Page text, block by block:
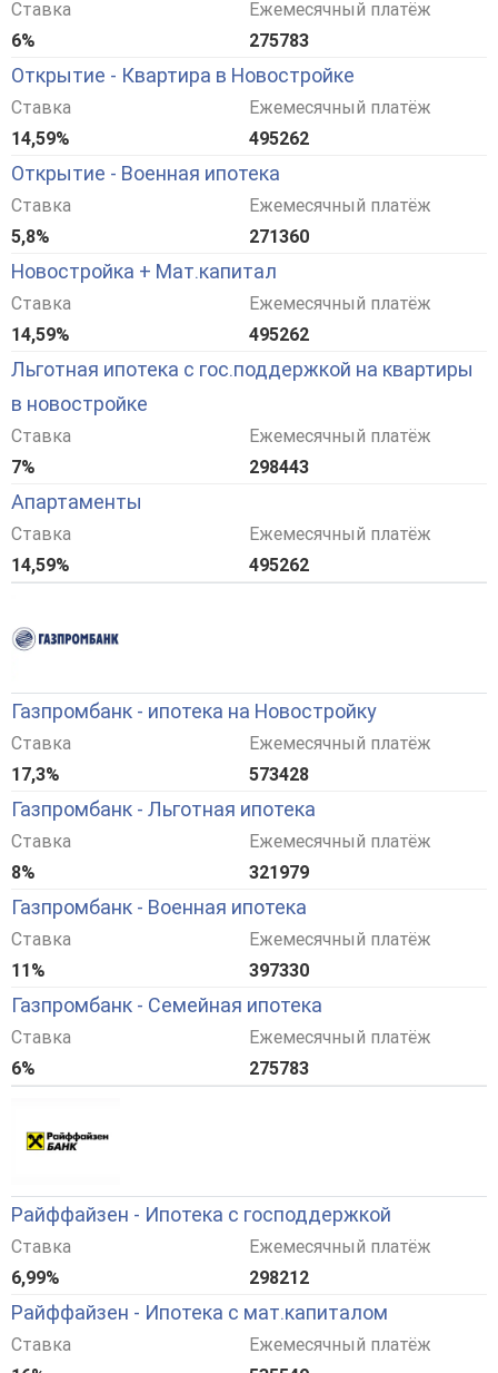
Ставка
6%
Ежемесячный платёж
275783
Открытие - Квартира в Новостройке
Ставка
14,59%
Ежемесячный платёж
495262
Открытие - Военная ипотека
Ставка
5,8%
Ежемесячный платёж
271360
Новостройка + Мат.капитал
Ставка
14,59%
Ежемесячный платёж
495262
Льготная ипотека с гос.поддержкой на квартиры
в новостройке
Ставка
7%
Ежемесячный платёж
298443
Апартаменты
Ставка
14,59%
Ежемесячный платёж
495262
Газпромбанк - ипотека на Новостройку
Ставка
17,3%
Ежемесячный платёж
573428
Газпромбанк - Льготная ипотека
Ставка
8%
Ежемесячный платёж
321979
Газпромбанк - Военная ипотека
Ставка
11%
Ежемесячный платёж
397330
Газпромбанк - Семейная ипотека
Ставка
6%
Ежемесячный платёж
275783
Райффайзен - Ипотека с господдержкой
Ставка
6,99%
Ежемесячный платёж
298212
Райффайзен - Ипотека с мат.капиталом
Ставка
Ежемесячный платёж